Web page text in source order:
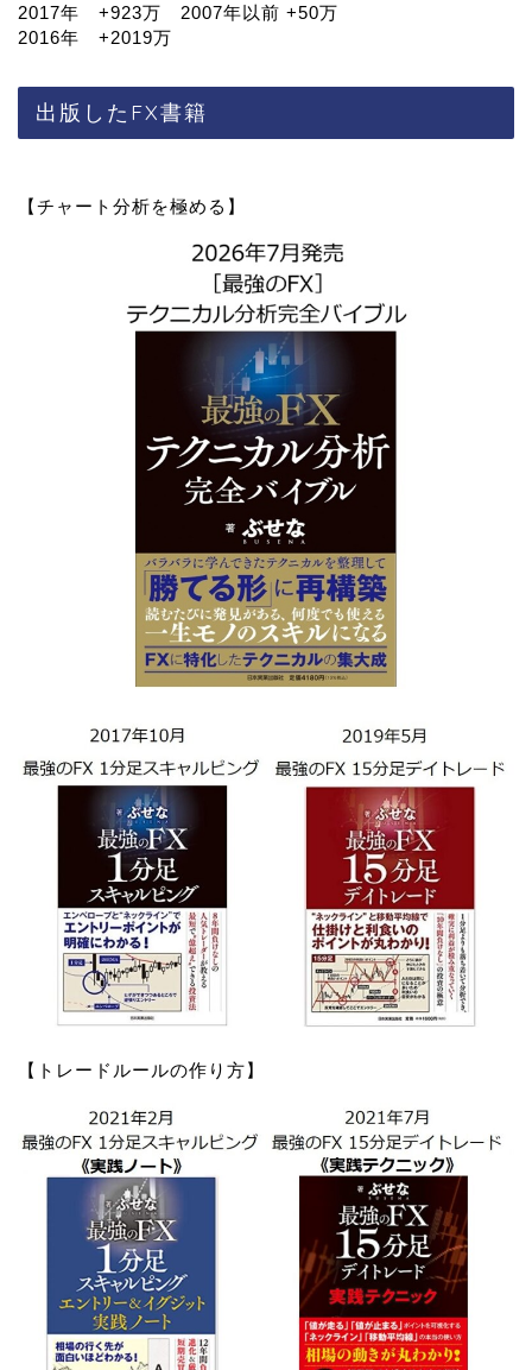
2017年 +923万 2007年以前 +50万
2016年 +2019万
出版したFX書籍
【チャート分析を極める】
【トレードルールの作り方】